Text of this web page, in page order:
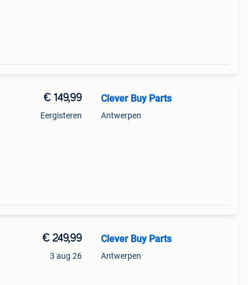
€ 149,99
Eergisteren
Clever Buy Parts
Antwerpen
€ 249,99
3 aug 26
Clever Buy Parts
Antwerpen